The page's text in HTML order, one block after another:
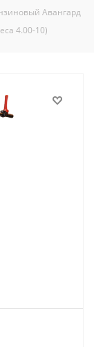
Авангард
4.00-10)